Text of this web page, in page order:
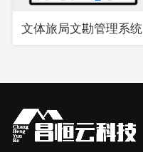
文体旅局文勘管理系统